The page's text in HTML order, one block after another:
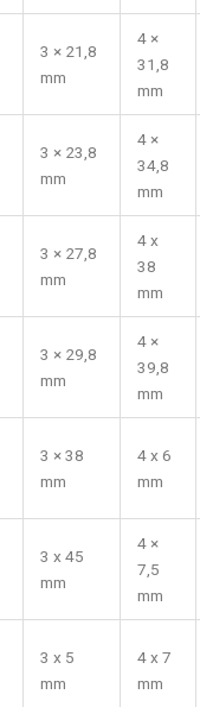
3 × 21,8
mm
4 ×
31,8
mm
3 × 23,8
mm
4 ×
34,8
mm
3 × 27,8
mm
4 x
38
mm
3 × 29,8
mm
4 ×
39,8
mm
3 × 38
mm
4 x 6
mm
3 x 45
mm
4 ×
7,5
mm
3 x 5
mm
4 x 7
mm